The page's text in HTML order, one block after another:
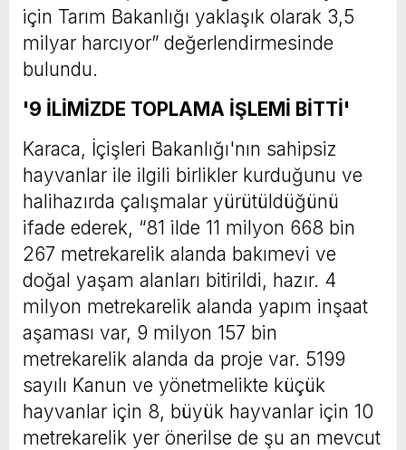
için Tarım Bakanlığı yaklaşık olarak 3,5
milyar harcıyor” değerlendirmesinde
bulundu.
'9 İLİMİZDE TOPLAMA İŞLEMİ BİTTİ'
Karaca, İçişleri Bakanlığı'nın sahipsiz
hayvanlar ile ilgili birlikler kurduğunu ve
halihazırda çalışmalar yürütüldüğünü
ifade ederek, “81 ilde 11 milyon 668 bin
267 metrekarelik alanda bakımevi ve
doğal yaşam alanları bitirildi, hazır. 4
milyon metrekarelik alanda yapım inşaat
aşaması var, 9 milyon 157 bin
metrekarelik alanda da proje var. 5199
sayılı Kanun ve yönetmelikte küçük
hayvanlar için 8, büyük hayvanlar için 10
metrekarelik yer önerilse de şu an mevcut